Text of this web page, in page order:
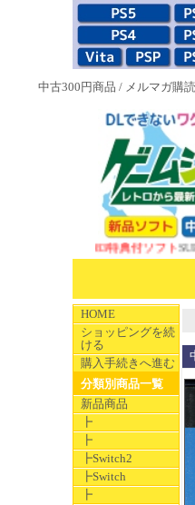
中古300円商品 / メルマガ購
NEW 1983特典付ソフトSUPERや
HOME
ショッピングを続
ける
購入手続きへ進む
分類別商品一覧
新品商品
┣
┣
┣Switch2
┣Switch
┣